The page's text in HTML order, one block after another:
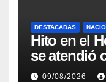
DESTACADAS
Hito en el
se atendió
parto
09/08/2026